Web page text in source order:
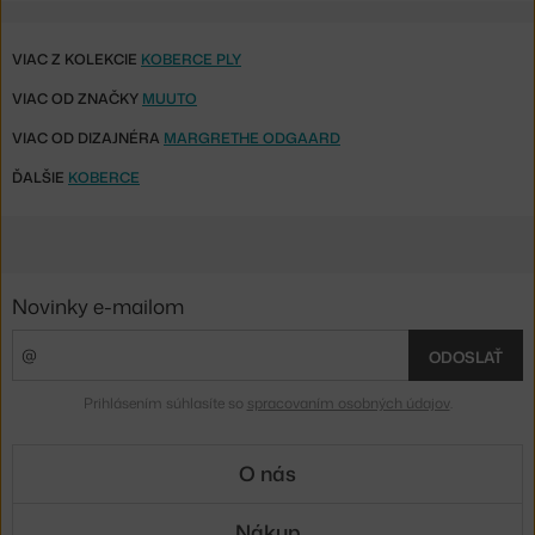
VIAC Z KOLEKCIE KOBERCE PLY
VIAC OD ZNAČKY MUUTO
VIAC OD DIZAJNÉRA MARGRETHE ODGAARD
ĎALŠIE KOBERCE
Novinky e-mailom
ODOSLAŤ
Prihlásením súhlasíte so spracovaním osobných údajov.
O nás